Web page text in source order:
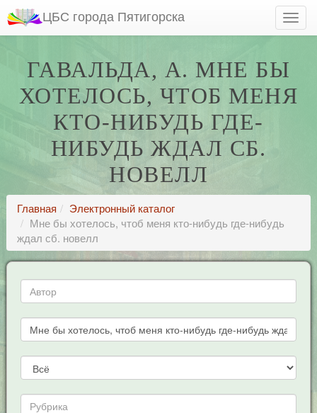
ЦБС города Пятигорска
ГАВАЛЬДА, А. МНЕ БЫ
ХОТЕЛОСЬ, ЧТОБ МЕНЯ
КТО-НИБУДЬ ГДЕ-
НИБУДЬ ЖДАЛ СБ.
НОВЕЛЛ
Главная
Электронный каталог
Мне бы хотелось, чтоб меня кто-нибудь где-нибудь
ждал сб. новелл